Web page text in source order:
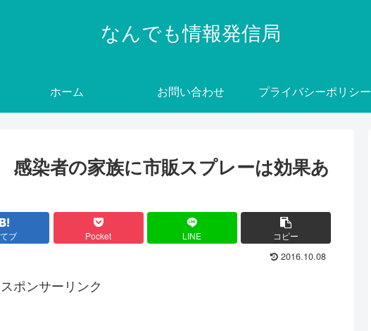
なんでも情報発信局
ホーム お問い合わせ プライバシーポリシー
染者の家族に市販スプレーは効果あ
ブ Pocket LINE コピー
2016.10.08
スポンサーリンク